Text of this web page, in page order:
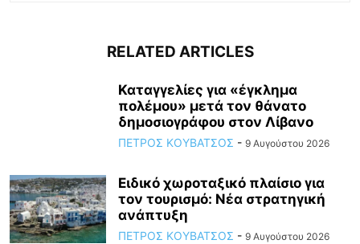
RELATED ARTICLES
Καταγγελίες για «έγκλημα
πολέμου» μετά τον θάνατο
δημοσιογράφου στον Λίβανο
ΠΕΤΡΟΣ ΚΟΥΒΑΤΣΟΣ - 9 Αυγούστου 2026
Ειδικό χωροταξικό πλαίσιο για
τον τουρισμό: Νέα στρατηγική
ανάπτυξη
ΠΕΤΡΟΣ ΚΟΥΒΑΤΣΟΣ - 9 Αυγούστου 2026